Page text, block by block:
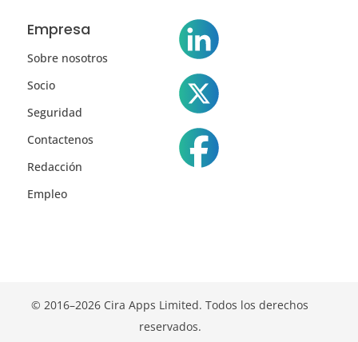
Empresa
Sobre nosotros
Socio
Seguridad
Contactenos
Redacción
Empleo
© 2016–2026 Cira Apps Limited. Todos los derechos
reservados.